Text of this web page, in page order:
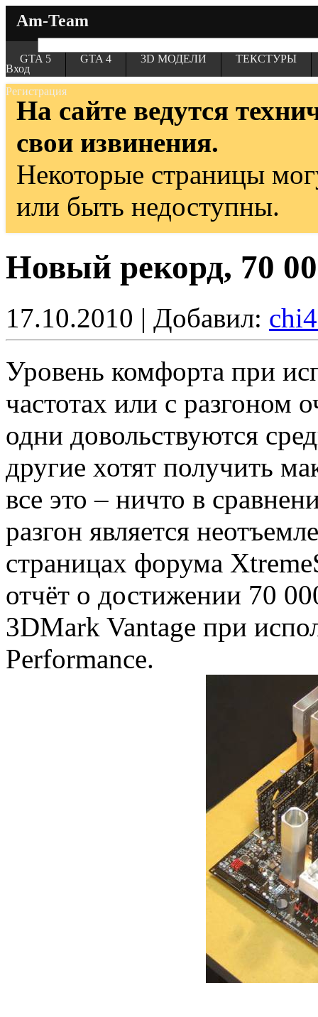
Am-Team
Вход
Регистрация
GTA 5 GTA 4 3D МОДЕЛИ ТЕКСТУРЫ
На сайте ведутся
свои извинения.
Некоторые страницы
или быть недоступны.
Новый рекорд, 70
17.10.2010 | Добавил:
Уровень комфорта при
частотах или с разгоном
одни довольствуются
другие хотят получить
все это – ничто в
разгон является
страницах форума
отчёт о достижении 70
3DMark Vantage при
Performance.